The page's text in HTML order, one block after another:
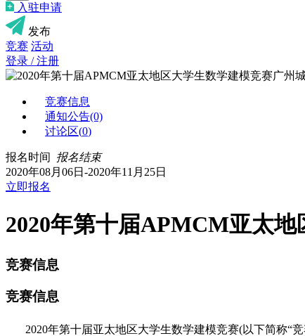
入驻申请
发布
竞赛 活动
登录 / 注册
竞赛信息
通知公告(0)
讨论区(0)
报名时间 报名结束
2020年08月06日-2020年11月25日
立即报名
2020年第十届APMCM亚太
竞赛信息
竞赛信息
2020年第十届亚太地区大学生数学建模竞赛(以下简称“